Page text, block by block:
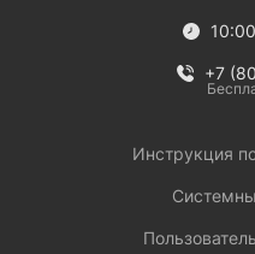
+7
Инструкция